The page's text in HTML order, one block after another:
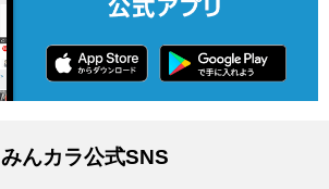
みんカラ公式SNS